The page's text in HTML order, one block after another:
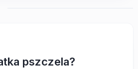
pszczela?